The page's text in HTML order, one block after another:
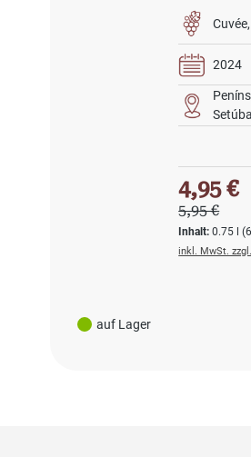
auf Lager
Cuvée
2024
Setúbal
Inhalt:0.75 l
4,95 €
Regulärer
5,95 €
inkl. MwSt.